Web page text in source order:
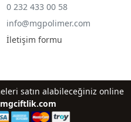
0 232 433 00 58
info@mgpolimer.com
İletişim formu
satın alabileceğiniz online
mgciftlik.com